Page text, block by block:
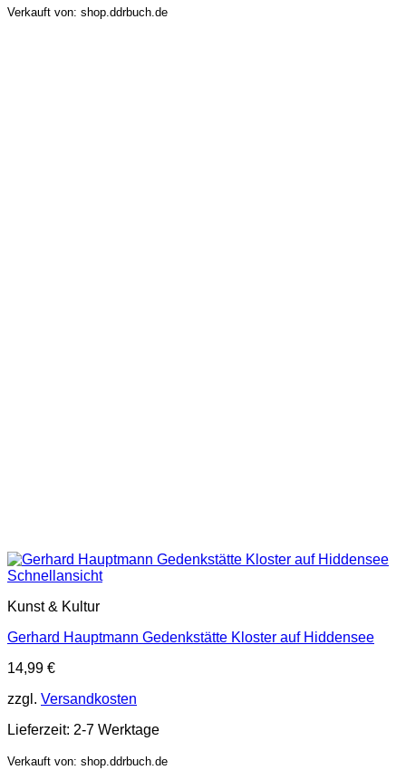
Verkauft von: shop.ddrbuch.de
Schnellansicht
Kunst & Kultur
Gerhard Hauptmann Gedenkstätte Kloster auf Hiddensee
14,99 €
zzgl. Versandkosten
Lieferzeit: 2-7 Werktage
Verkauft von: shop.ddrbuch.de